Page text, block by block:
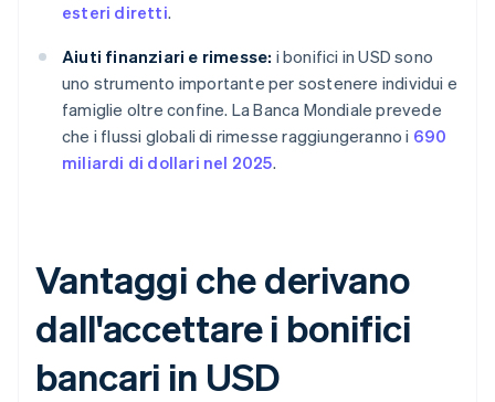
esteri diretti.
Aiuti finanziari e rimesse: i bonifici in USD sono
uno strumento importante per sostenere individui e
famiglie oltre confine. La Banca Mondiale prevede
che i flussi globali di rimesse raggiungeranno i 690
miliardi di dollari nel 2025.
Vantaggi che derivano
dall'accettare i bonifici
bancari in USD